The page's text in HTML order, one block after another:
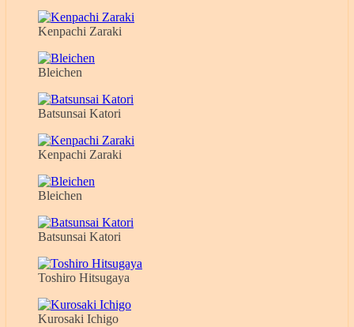
Kenpachi Zaraki
Bleichen
Batsunsai Katori
Kenpachi Zaraki
Bleichen
Batsunsai Katori
Toshiro Hitsugaya
Kurosaki Ichigo